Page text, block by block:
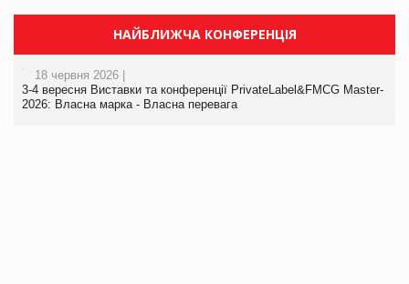
НАЙБЛИЖЧА КОНФЕРЕНЦІЯ
18 червня 2026 |
3-4 вересня Виставки та конференції PrivateLabel&FMCG Master-
2026: Власна марка - Власна перевага